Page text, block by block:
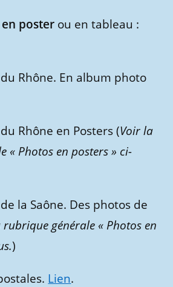
poster ou en tableau :
Rhône. En album photo
Rhône en Posters (Voir la
« Photos en posters » ci-
la Saône. Des photos de
générale « Photos en
)
Lien.